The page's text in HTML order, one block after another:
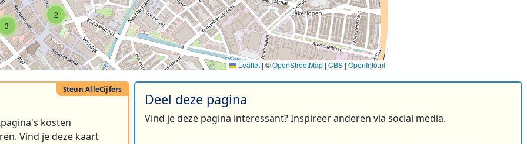
2
3
Leaflet|©OpenStreetMap | CBS | OpenInfo.nl
kosten
Vind je deze kaart
Deel deze pagina
Vind je deze pagina interessant? Inspireer anderen via social media.